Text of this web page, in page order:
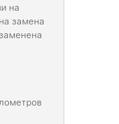
на
замена